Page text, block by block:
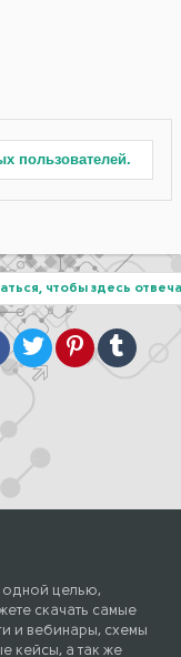
пользователей.
чтобы здесь
Facebook
TwitterPinterestTumblr
одной целью,
скачать самые
и вебинары, схемы
кейсы, а так же